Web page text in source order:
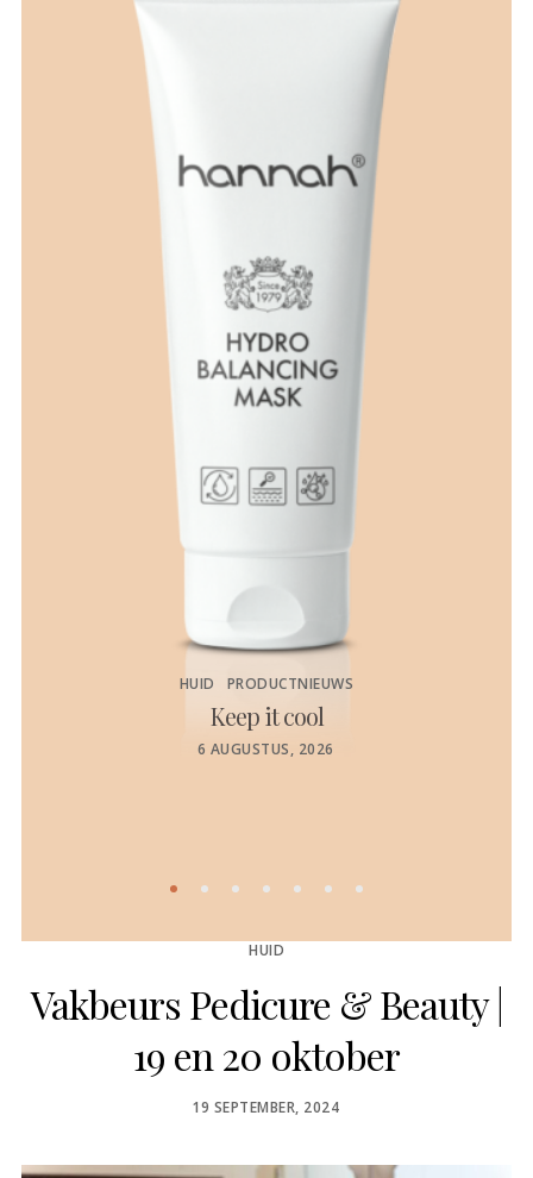
HUID PRODUCTNIEUWS
Keep it cool
POSTED
6 AUGUSTUS, 2026
HUID
Vakbeurs Pedicure & Beauty |
19 en 20 oktober
POSTED
19 SEPTEMBER, 2024